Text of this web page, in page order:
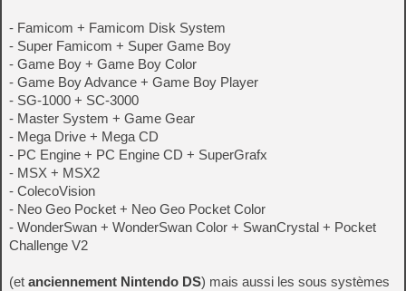
- Famicom + Famicom Disk System
- Super Famicom + Super Game Boy
- Game Boy + Game Boy Color
- Game Boy Advance + Game Boy Player
- SG-1000 + SC-3000
- Master System + Game Gear
- Mega Drive + Mega CD
- PC Engine + PC Engine CD + SuperGrafx
- MSX + MSX2
- ColecoVision
- Neo Geo Pocket + Neo Geo Pocket Color
- WonderSwan + WonderSwan Color + SwanCrystal + Pocket
Challenge V2
(et anciennement Nintendo DS) mais aussi les sous systèmes